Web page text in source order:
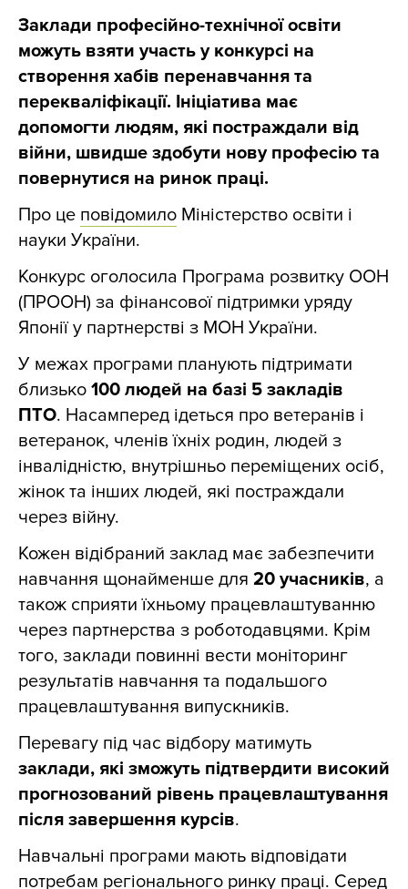
Заклади професійно-технічної освіти
можуть взяти участь у конкурсі на
створення хабів перенавчання та
перекваліфікації. Ініціатива має
допомогти людям, які постраждали від
війни, швидше здобути нову професію та
повернутися на ринок праці.
Про це повідомило Міністерство освіти і
науки України.
Конкурс оголосила Програма розвитку ООН
(ПРООН) за фінансової підтримки уряду
Японії у партнерстві з МОН України.
У межах програми планують підтримати
близько 100 людей на базі 5 закладів
ПТО. Насамперед ідеться про ветеранів і
ветеранок, членів їхніх родин, людей з
інвалідністю, внутрішньо переміщених осіб,
жінок та інших людей, які постраждали
через війну.
Кожен відібраний заклад має забезпечити
навчання щонайменше для 20 учасників, а
також сприяти їхньому працевлаштуванню
через партнерства з роботодавцями. Крім
того, заклади повинні вести моніторинг
результатів навчання та подальшого
працевлаштування випускників.
Перевагу під час відбору матимуть
заклади, які зможуть підтвердити високий
прогнозований рівень працевлаштування
після завершення курсів.
Навчальні програми мають відповідати
потребам регіонального ринку праці. Серед